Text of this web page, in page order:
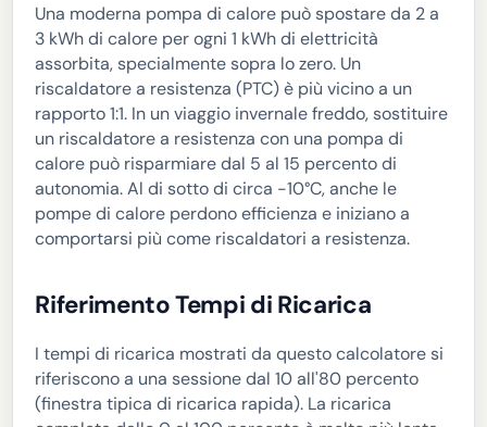
Una moderna pompa di calore può spostare da 2 a
3 kWh di calore per ogni 1 kWh di elettricità
assorbita, specialmente sopra lo zero. Un
riscaldatore a resistenza (PTC) è più vicino a un
rapporto 1:1. In un viaggio invernale freddo, sostituire
un riscaldatore a resistenza con una pompa di
calore può risparmiare dal 5 al 15 percento di
autonomia. Al di sotto di circa -10°C, anche le
pompe di calore perdono efficienza e iniziano a
comportarsi più come riscaldatori a resistenza.
Riferimento Tempi di Ricarica
I tempi di ricarica mostrati da questo calcolatore si
riferiscono a una sessione dal 10 all'80 percento
(finestra tipica di ricarica rapida). La ricarica